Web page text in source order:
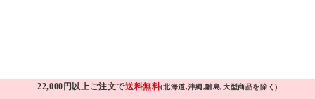
22,000円以上ご注文で送料無料(北海道,沖縄,離島,大型商品を除く)